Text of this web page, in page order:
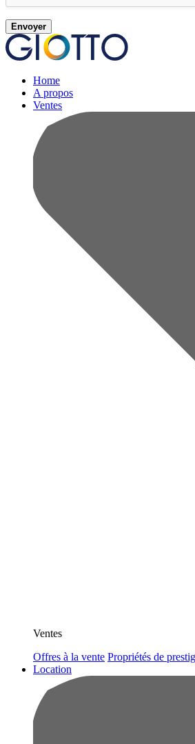
Envoyer
Home
A propos
Ventes
Ventes
Offres à la vente Propriétés de
Location